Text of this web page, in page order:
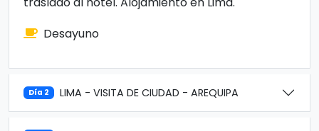
Desayuno
Día 2 LIMA - VISITA DE CIUDAD - AREQUIPA